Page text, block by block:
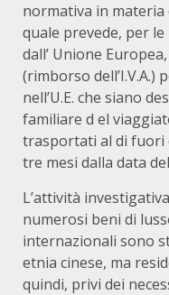
normativa in materia
quale prevede, per
dall’ Unione
(rimborso
nell’U.E. che siano
familiare d el
trasportati al di fuori
tre mesi dalla data
L’attività
numerosi beni di
internazionali sono
etnia cinese, ma
quindi, privi dei